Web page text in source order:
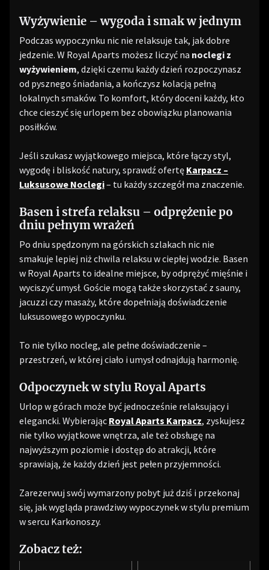
Wyżywienie – wygoda i smak w jednym
Podczas wypoczynku nic nie relaksuje tak, jak dobre
jedzenie. W Royal Aparts możesz liczyć na noclegi z
wyżywieniem, dzięki czemu każdy dzień rozpoczynasz
od pysznego śniadania, a kończysz kolacją pełną
lokalnych smaków. To komfort, który doceni każdy, kto
chce cieszyć się urlopem bez obowiązku planowania
posiłków.
Jeśli szukasz wyjątkowego miejsca, które łączy styl,
wygodę i bliskość natury, sprawdź ofertę Karpacz –
Luksusowe Noclegi– tu każdy szczegół ma znaczenie.
Basen i strefa relaksu – odprężenie po
dniu pełnym wrażeń
Po dniu spędzonym na górskich szlakach nic nie
smakuje lepiej niż chwila relaksu w ciepłej wodzie. Basen
w Royal Aparts to idealne miejsce, by odprężyć mięśnie i
wyciszyć umysł. Goście mogą także skorzystać z sauny,
jacuzzi czy masaży, które dopełniają doświadczenie
luksusowego wypoczynku.
To nie tylko nocleg, ale pełne doświadczenie –
przestrzeń, w której ciało i umysł odnajdują harmonię.
Odpoczynek w stylu Royal Aparts
Urlop w górach może być jednocześnie relaksujący i
elegancki. Wybierając Royal Aparts Karpacz, zyskujesz
nie tylko wyjątkowe wnętrza, ale też obsługę na
najwyższym poziomie i dostęp do atrakcji, które
sprawiają, że każdy dzień jest pełen przyjemności.
Zarezerwuj swój wymarzony pobyt już dziś i przekonaj
się, jak wygląda prawdziwy wypoczynek w stylu premium
w sercu Karkonoszy.
Zobacz też: